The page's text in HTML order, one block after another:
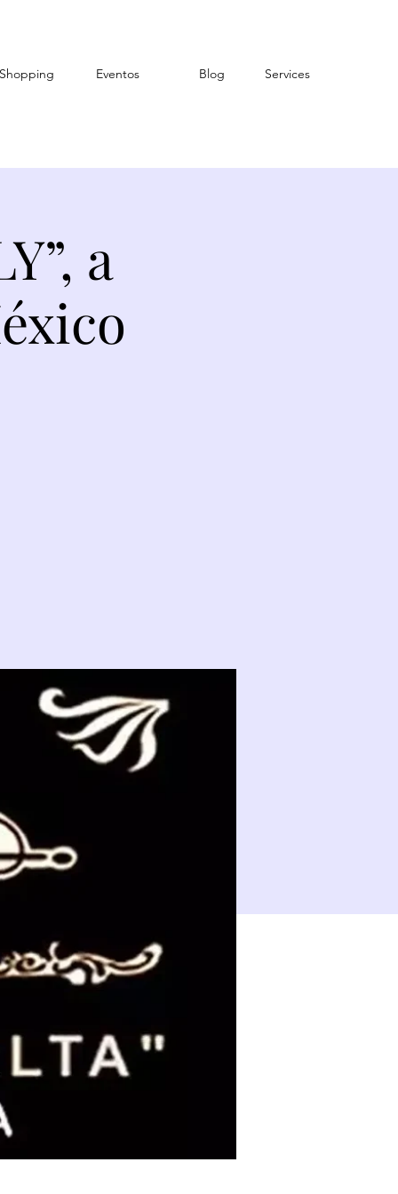
Shopping Eventos Blog Services
a